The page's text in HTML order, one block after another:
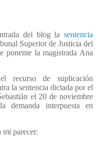
del blog la sentencia
Superior de Justicia del
ponente la magistrada Ana
recurso de suplicación
la sentencia dictada por el
el 20 de noviembre
demanda interpuesta en
mi parecer: